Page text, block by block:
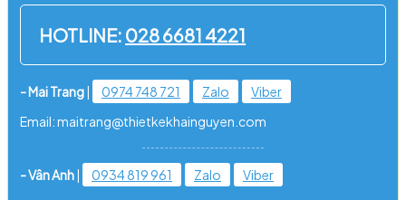
HOTLINE: 028 6681 4221
- Mai Trang| 0974 748 721 Zalo
Viber
Email: maitrang@thietkekhainguyen.com
- Vân Anh| 0934 819 961 Zalo
Viber